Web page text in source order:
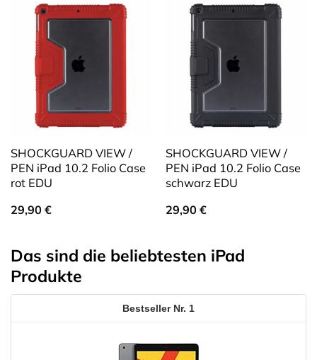
SHOCKGUARD VIEW /
PEN iPad 10.2 Folio Case
rot EDU
29,90 €
SHOCKGUARD VIEW /
PEN iPad 10.2 Folio Case
schwarz EDU
29,90 €
Das sind die beliebtesten iPad
Produkte
1